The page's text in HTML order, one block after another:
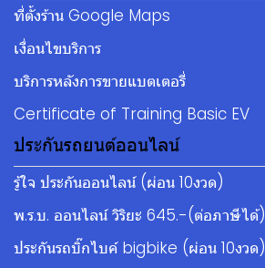
ที่ตั้งร้าน Google Maps
เงื่อนไขบริการ
บริการหลังการขายแบตเตอรี่
Certificate of Training Basic EV
ประกันรถยนต์ออนไลน์
รู้ใจ ประกันออนไลน์ (ผ่อน 10งวด)
พ.ร.บ. ออนไลน์ วิริยะ 645.-(ต่อภาษีได้)
ประกันรถบิ๊กไบค์ bigbike (ผ่อน 10งวด)